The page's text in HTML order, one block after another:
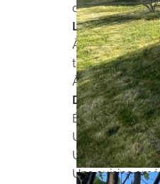
opportunité
Localisation
À l’ouest de
traversée par la
À seulement
Description du
Édifiée sur un
Une entrée
Un salon/salle
Une cuisine